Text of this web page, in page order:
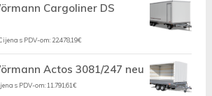
Cargoliner DS
s PDV-om: 22.478,19€
Actos 3081/247 neu
s PDV-om: 11.791,61€